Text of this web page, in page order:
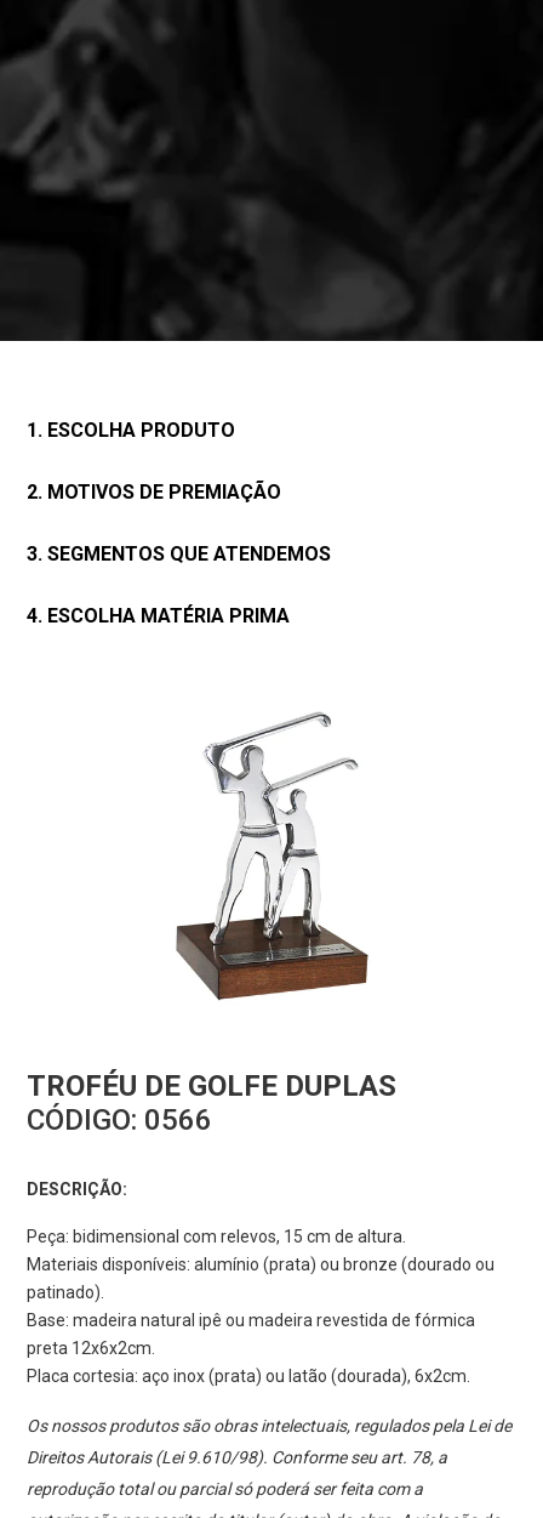
1. ESCOLHA PRODUTO
2. MOTIVOS DE PREMIAÇÃO
3. SEGMENTOS QUE ATENDEMOS
4. ESCOLHA MATÉRIA PRIMA
TROFÉU DE GOLFE DUPLAS
CÓDIGO: 0566
DESCRIÇÃO:
Peça: bidimensional com relevos, 15 cm de altura.
Materiais disponíveis: alumínio (prata) ou bronze (dourado ou
patinado).
Base: madeira natural ipê ou madeira revestida de fórmica
preta 12x6x2cm.
Placa cortesia: aço inox (prata) ou latão (dourada), 6x2cm.
Os nossos produtos são obras intelectuais, regulados pela Lei de
Direitos Autorais (Lei 9.610/98). Conforme seu art. 78, a
reprodução total ou parcial só poderá ser feita com a